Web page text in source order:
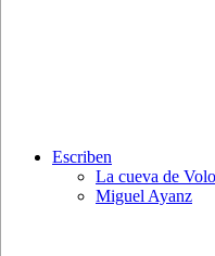
Escriben
La cueva de
Miguel Ayanz